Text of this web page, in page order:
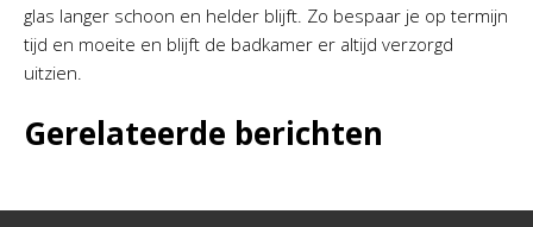
glas langer schoon en helder blijft. Zo bespaar je op termijn
tijd en moeite en blijft de badkamer er altijd verzorgd
uitzien.
Gerelateerde berichten